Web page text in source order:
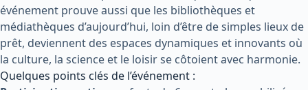
événement prouve aussi que les bibliothèques et
médiathèques d’aujourd’hui, loin d’être de simples lieux de
prêt, deviennent des espaces dynamiques et innovants où
la culture, la science et le loisir se côtoient avec harmonie.
Quelques points clés de l’événement :